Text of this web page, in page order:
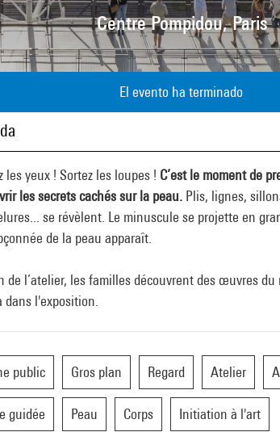
Centre Pompidou, Paris
El evento ha terminado
les yeux ! Sortez les loupes ! C’est le moment de
les secrets cachés sur la peau. Plis, lignes,
se révèlent. Le minuscule se projette en
de la peau apparaît.
de l’atelier, les familles découvrent des œuvres du
dans l'exposition.
public Gros plan Regard Atelier
guidée Peau Corps Initiation à l'art